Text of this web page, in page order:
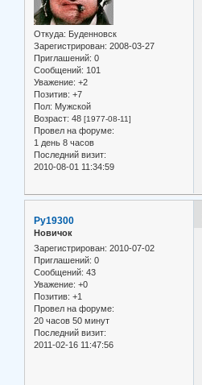
Откуда: Буденновск
Зарегистрирован: 2008-03-27
Приглашений: 0
Сообщений: 101
Уважение: +2
Позитив: +7
Пол: Мужской
Возраст: 48 [1977-08-11]
Провел на форуме:
1 день 8 часов
Последний визит:
2010-08-01 11:34:59
Ру19300
Новичок
Зарегистрирован: 2010-07-02
Приглашений: 0
Сообщений: 43
Уважение: +0
Позитив: +1
Провел на форуме:
20 часов 50 минут
Последний визит:
2011-02-16 11:47:56